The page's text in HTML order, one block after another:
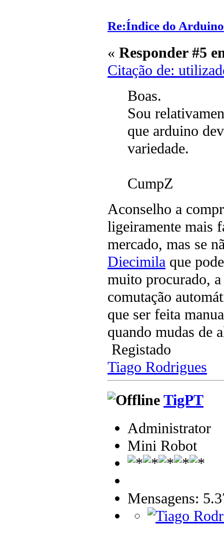
Re:Índice do Arduino
« Responder #5
Citação de:
Boas.
Sou
que arduino
variedade.
CumpZ
Aconselho a
ligeiramente mais
mercado, mas se
Diecimila que
muito procurado, a
comutação
que ser feita
quando mudas de
Registado
Tiago Rodrigues
TigPT
Administrator
Mini Robot
Mensagens: